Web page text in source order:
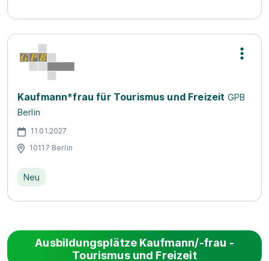
Kaufmann*frau für Tourismus und Freizeit GPB
Berlin
11.01.2027
10117 Berlin
Neu
Ausbildungsplätze Kaufmann/-frau -
Tourismus und Freizeit